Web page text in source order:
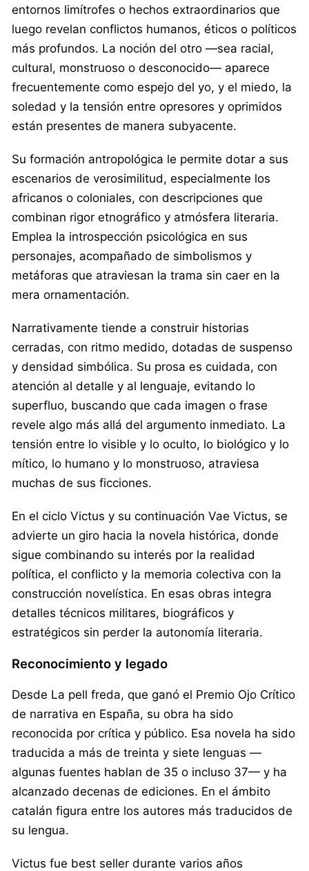
entornos limítrofes o hechos extraordinarios que
luego revelan conflictos humanos, éticos o políticos
más profundos. La noción del otro —sea racial,
cultural, monstruoso o desconocido— aparece
frecuentemente como espejo del yo, y el miedo, la
soledad y la tensión entre opresores y oprimidos
están presentes de manera subyacente.
Su formación antropológica le permite dotar a sus
escenarios de verosimilitud, especialmente los
africanos o coloniales, con descripciones que
combinan rigor etnográfico y atmósfera literaria.
Emplea la introspección psicológica en sus
personajes, acompañado de simbolismos y
metáforas que atraviesan la trama sin caer en la
mera ornamentación.
Narrativamente tiende a construir historias
cerradas, con ritmo medido, dotadas de suspenso
y densidad simbólica. Su prosa es cuidada, con
atención al detalle y al lenguaje, evitando lo
superfluo, buscando que cada imagen o frase
revele algo más allá del argumento inmediato. La
tensión entre lo visible y lo oculto, lo biológico y lo
mítico, lo humano y lo monstruoso, atraviesa
muchas de sus ficciones.
En el ciclo Victus y su continuación Vae Victus, se
advierte un giro hacia la novela histórica, donde
sigue combinando su interés por la realidad
política, el conflicto y la memoria colectiva con la
construcción novelística. En esas obras integra
detalles técnicos militares, biográficos y
estratégicos sin perder la autonomía literaria.
Reconocimiento y legado
Desde La pell freda, que ganó el Premio Ojo Crítico
de narrativa en España, su obra ha sido
reconocida por crítica y público. Esa novela ha sido
traducida a más de treinta y siete lenguas —
algunas fuentes hablan de 35 o incluso 37— y ha
alcanzado decenas de ediciones. En el ámbito
catalán figura entre los autores más traducidos de
su lengua.
Victus fue best seller durante varios años